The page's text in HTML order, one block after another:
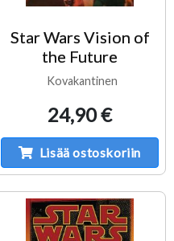
Star Wars Vision of
the Future
Kovakantinen
24,90 €
Lisää ostoskoriin